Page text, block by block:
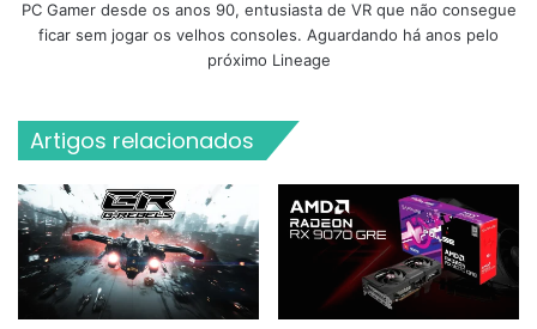
PC Gamer desde os anos 90, entusiasta de VR que não consegue
ficar sem jogar os velhos consoles. Aguardando há anos pelo
próximo Lineage
Artigos relacionados